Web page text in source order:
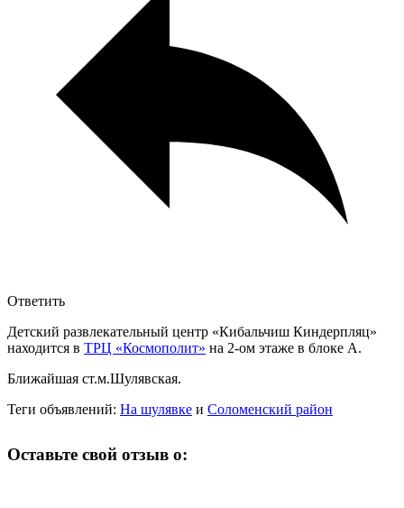
Ответить
Детский развлекательный центр «Кибальчиш Киндерпляц»
находится в ТРЦ «Космополит» на 2-ом этаже в блоке А.
Ближайшая ст.м.Шулявская.
Теги объявлений: На шулявке и Соломенский район
Оставьте свой отзыв о: